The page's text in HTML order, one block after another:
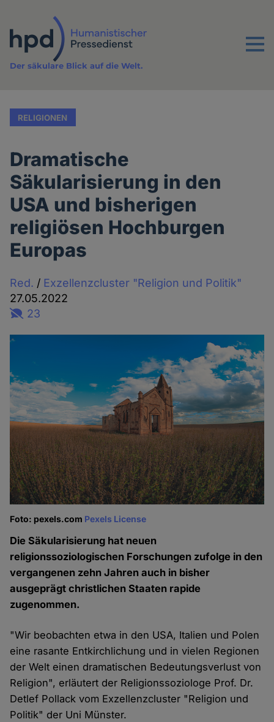
Inhalt
Menu
Der säkulare Blick auf die Welt.
RELIGIONEN
Dramatische
Säkularisierung in den
USA und bisherigen
religiösen Hochburgen
Europas
Red. / Exzellenzcluster "Religion und Politik"
27.05.2022
23
Foto: pexels.com Pexels License
Die Säkularisierung hat neuen
religionssoziologischen Forschungen zufolge in den
vergangenen zehn Jahren auch in bisher
ausgeprägt christlichen Staaten rapide
zugenommen.
"Wir beobachten etwa in den USA, Italien und Polen
eine rasante Entkirchlichung und in vielen Regionen
der Welt einen dramatischen Bedeutungsverlust von
Religion", erläutert der Religionssoziologe Prof. Dr.
Detlef Pollack vom Exzellenzcluster "Religion und
Politik" der Uni Münster.